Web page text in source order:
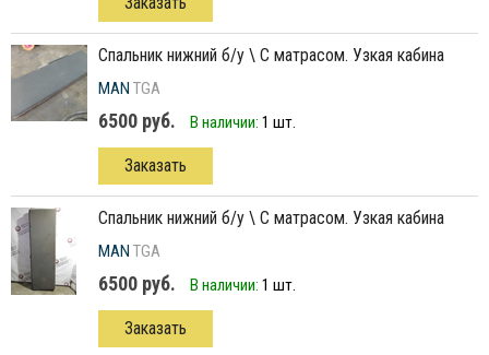
спальник нижний б/у \ С матрасом. Узкая кабина
MAN TGA
6500 руб. В наличии: 1 шт.
Заказать
спальник нижний б/у \ С матрасом. Узкая кабина
MAN TGA
6500 руб. В наличии: 1 шт.
Заказать